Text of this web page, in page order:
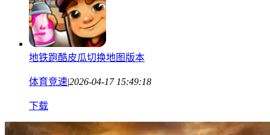
地铁跑酷皮瓜切换地图版本
体育竞速|2026-04-17 15:49:18
下载